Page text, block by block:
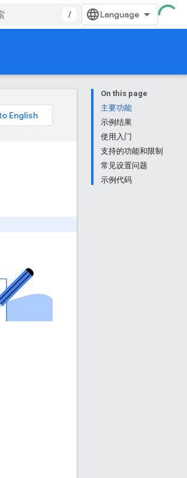
/
On this page
主要功能
示例结果
使用入门
支持的功能和限制
常见设置问题
示例代码